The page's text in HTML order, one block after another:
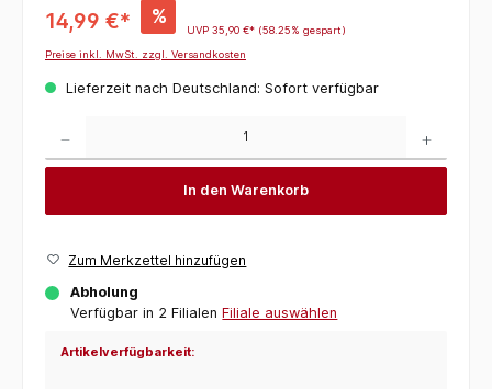
14,99 €* %
UVP 35,90 €* (58.25% gespart)
Preise inkl. MwSt. zzgl. Versandkosten
Lieferzeit nach Deutschland: Sofort verfügbar
In den Warenkorb
Zum Merkzettel hinzufügen
Abholung
Verfügbar in 2 Filialen Filiale auswählen
Artikelverfügbarkeit: